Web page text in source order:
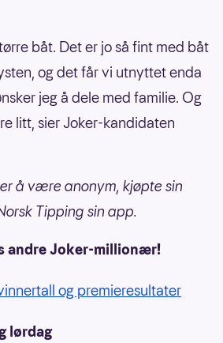
båt. Det er jo så fint med båt
og det får vi utnyttet enda
jeg å dele med familie. Og
litt, sier Joker-kandidaten
å være anonym, kjøpte sin
Tipping sin app.
andre Joker-millionær!
og premieresultater
lørdag